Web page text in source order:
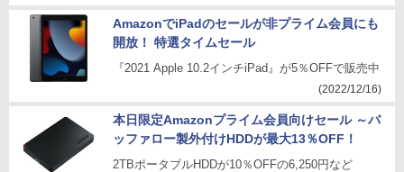
AmazonでiPadのセールが非プライム会員にも
開放！ 特選タイムセール
『2021 Apple 10.2インチiPad』が5％OFFで販売中
(2022/12/16)
本日限定Amazonプライム会員向けセール ～バ
ッファロー製外付けHDDが最大13％OFF！
2TBポータブルHDDが10％OFFの6,250円など